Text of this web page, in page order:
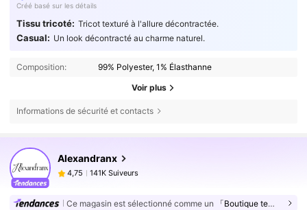
Créé basé sur les détails
Tissu tricoté: Tricot texturé à l'allure décontractée.
Casual: Un look décontracté au charme naturel.
Composition: 99% Polyester, 1% Élasthanne
Voir plus
Informations de sécurité et contacts
Alexandranx
4,75
141K Suiveurs
e***2est en train de naviguer
Ce magasin est sélectionné comme un 「Boutique tendance」